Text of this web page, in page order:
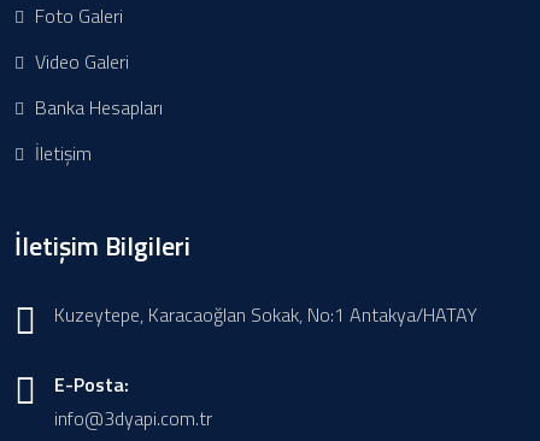
Foto Galeri
Video Galeri
Banka Hesapları
İletişim
İletişim Bilgileri
Kuzeytepe, Karacaoğlan Sokak, No:1 Antakya/HATAY
E-Posta:
info@3dyapi.com.tr